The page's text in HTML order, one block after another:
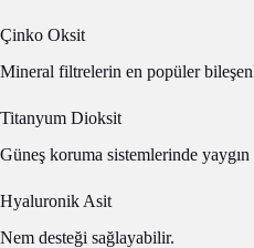
Çinko Oksit
Mineral filtrelerin en popüler
Titanyum Dioksit
Güneş koruma sistemlerinde yaygın
Hyaluronik Asit
Nem desteği sağlayabilir.